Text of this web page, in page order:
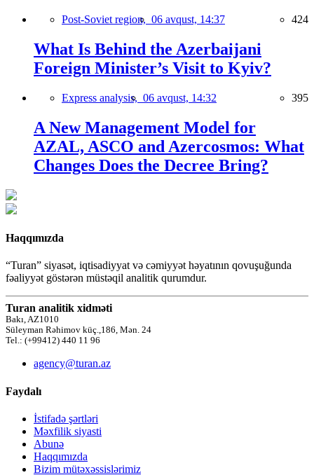
Post-Soviet region, 06 avqust, 14:37 424
What Is Behind the Azerbaijani
Foreign Minister’s Visit to Kyiv?
Express analysis, 06 avqust, 14:32 395
A New Management Model for
AZAL, ASCO and Azercosmos: What
Changes Does the Decree Bring?
Haqqımızda
“Turan” siyasət, iqtisadiyyat və cəmiyyət həyatının qovuşuğunda
fəaliyyət göstərən müstəqil analitik qurumdur.
Turan analitik xidməti
Bakı, AZ1010
Süleyman Rəhimov küç.,186, Mən. 24
Tel.: (+99412) 440 11 96
agency@turan.az
Faydalı
İstifadə şərtləri
Məxfilik siyasti
Abunə
Haqqımızda
Bizim mütəxəssislərimiz